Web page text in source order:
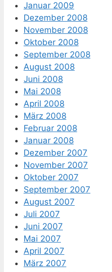
Januar 2009
Dezember 2008
November 2008
Oktober 2008
September 2008
August 2008
Juni 2008
Mai 2008
April 2008
März 2008
Februar 2008
Januar 2008
Dezember 2007
November 2007
Oktober 2007
September 2007
August 2007
Juli 2007
Juni 2007
Mai 2007
April 2007
März 2007